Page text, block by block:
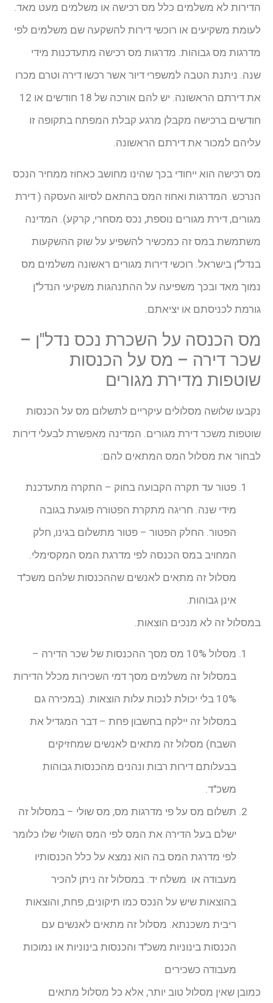
הדירות לא משלמים כלל מס רכישה או משלמים מעט מאד.
לעומת משקיעים או רוכשי דירות להשקעה שם משלמים לפי
מדרגות מס גבוהות. מדרגות מס רכישה מתעדכנות מידי
שנה. ניתנת הטבה למשפרי דיור אשר רכשו דירה וטרם מכרו
את דירתם הראשונה. יש להם אורכה של 18 חודשים או 12
חודשים ברכישה מקבלן מרגע קבלת המפתח בתקופה זו
עליהם למכור את דירתם הראשונה.
מס רכישה הוא ייחודי בכך שהינו מחושב כאחוז ממחיר הנכס
הנרכש. המדרגות ואחוז המס בהתאם לסיווג העסקה ( דירת
מגורים, דירת מגורים נוספת, נכס מסחרי, קרקע). המדינה
משתמשת במס זה כמכשיר להשפיע על שוק ההשקעות
בנדל"ן בישראל. רוכשי דירות מגורים ראשונה משלמים מס
נמוך מאד ובכך משפיעה על ההתנהגות משקיעי הנדל"ן
גורמת לכניסתם או יציאתם.
מס הכנסה על השכרת נכס נדל"ן –
שכר דירה – מס על הכנסות
שוטפות מדירת מגורים
נקבעו שלושה מסלולים עיקריים לתשלום מס על הכנסות
שוטפות משכר דירת מגורים. המדינה מאפשרת לבעלי דירות
לבחור את מסלול המס המתאים להם:
פטור עד תקרה הקבועה בחוק – התקרה מתעדכנת
מידי שנה. חריגה מתקרת הפטורה פוגעת בגובה
הפטור. החלק הפטור – פטור מתשלום בגינו, חלק
המחויב במס הכנסה לפי מדרגת המס המקסימלי.
מסלול זה מתאים לאנשים שההכנסות שלהם משכ"ד
אינן גבוהות.
במסלול זה לא מנכים הוצאות.
מסלול 10% מס מסך ההכנסות של שכר הדירה –
במסלול זה משלמים מסך דמי השכירות מכלל הדירות
10% בלי יכולת לנכות עלות הוצאות. (במכירה גם
במסלול זה יילקח בחשבון פחת – דבר המגדיל את
השבח) מסלול זה מתאים לאנשים שמחזיקים
בבעלותם דירות רבות ונהנים מהכנסות גבוהות
משכ"ד.
תשלום מס על פי מדרגות מס, מס שולי – במסלול זה
ישלם בעל הדירה את המס לפי המס השולי שלו כלומר
לפי מדרגת המס בה הוא נמצא על כלל הכנסותיו
מעבודה או משלח יד. במסלול זה ניתן להכיר
בהוצאות שיש על הנכס כמו תיקונים, פחת, והוצאות
ריבית משכנתא. מסלול זה מתאים לאנשים עם
הכנסות בינוניות משכ"ד והכנסות בינוניות או נמוכות
מעבודה כשכירים
כמובן שאין מסלול טוב יותר, אלא כל מסלול מתאים